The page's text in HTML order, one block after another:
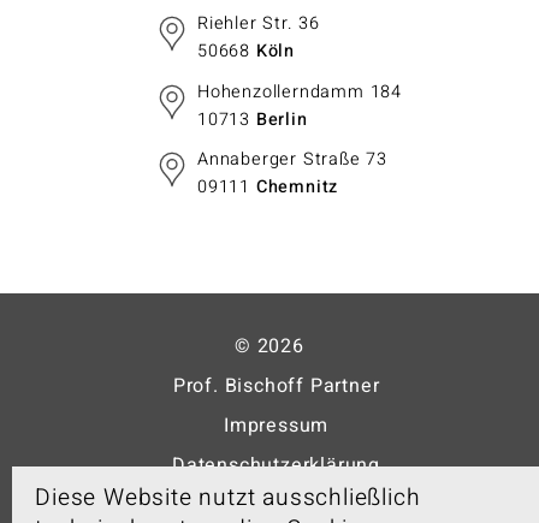
Riehler Str. 36
50668 Köln
Hohenzollerndamm 184
10713 Berlin
Annaberger Straße 73
09111 Chemnitz
© 2026
Prof. Bischoff Partner
Impressum
Datenschutzerklärung
Cookies
Diese Website nutzt ausschließlich